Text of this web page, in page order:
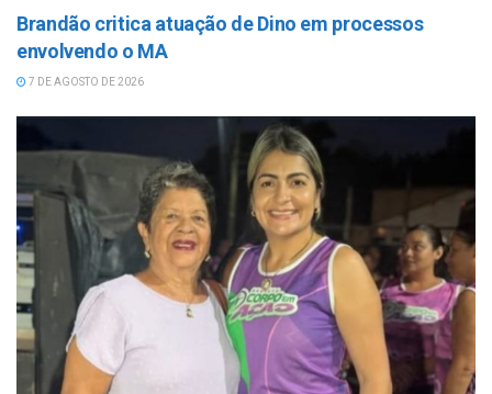
Brandão critica atuação de Dino em processos
envolvendo o MA
7 DE AGOSTO DE 2026